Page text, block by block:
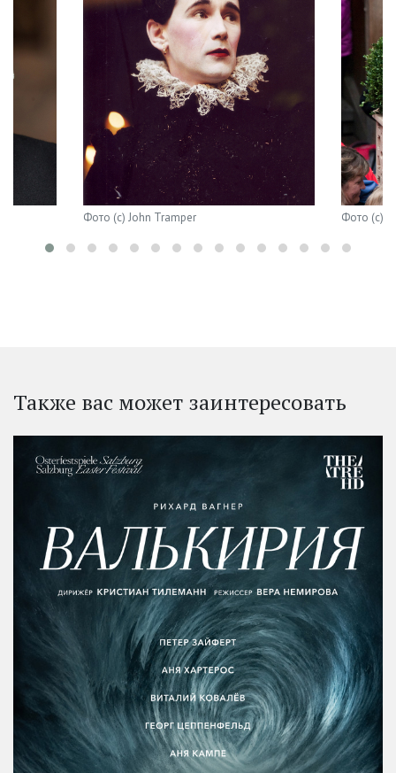
Фото (с) John Tramper Фото (с)
Также вас может заинтересовать